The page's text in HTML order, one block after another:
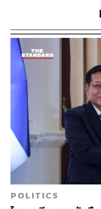
POLITICS